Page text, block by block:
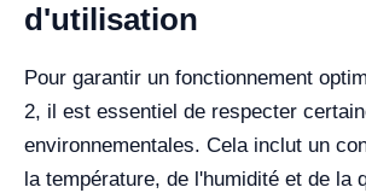
d'utilisation
Pour garantir un fonctionnement
2, il est essentiel de respecter
environnementales. Cela inclut un
la température, de l'humidité et de la